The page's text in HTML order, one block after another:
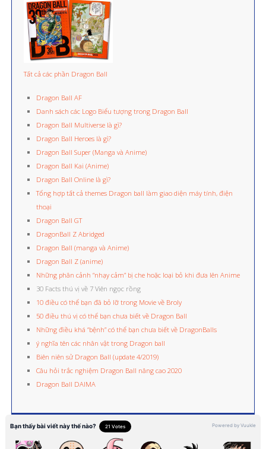
Tất cả các phần Dragon Ball
Dragon Ball AF
Danh sách các Logo Biểu tượng trong Dragon Ball
Dragon Ball Multiverse là gì?
Dragon Ball Heroes là gì?
Dragon Ball Super (Manga và Anime)
Dragon Ball Kai (Anime)
Dragon Ball Online là gì?
Tổng hợp tất cả themes Dragon ball làm giao diện máy tính, điện
thoại
Dragon Ball GT
DragonBall Z Abridged
Dragon Ball (manga và Anime)
Dragon Ball Z (anime)
Những phân cảnh “nhạy cảm” bị che hoặc loại bỏ khi đưa lên Anime
30 Facts thú vị về 7 Viên ngọc rồng
10 điều có thể bạn đã bỏ lỡ trong Movie về Broly
50 điều thú vị có thể bạn chưa biết về Dragon Ball
Những điều khá “bệnh” có thể bạn chưa biết về DragonBalls
ý nghĩa tên các nhân vật trong Dragon ball
Biên niên sử Dragon Ball (update 4/2019)
Câu hỏi trắc nghiệm Dragon Ball nâng cao 2020
Dragon Ball DAIMA